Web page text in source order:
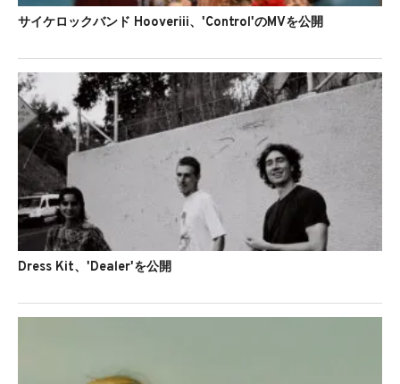
サイケロックバンド Hooveriii、'Control'のMVを公開
Dress Kit、'Dealer'を公開